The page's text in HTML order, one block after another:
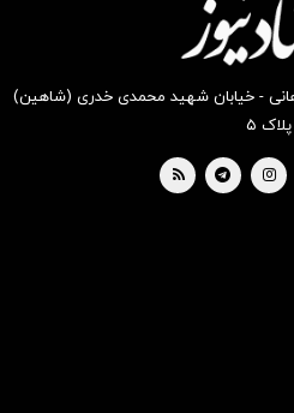
- خیابان شهید محمدی خدری (شاهین)
پلاک ۵